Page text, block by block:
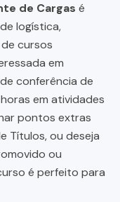
de Cargas é
logística,
cursos
em
conferência de
em atividades
pontos extras
Títulos, ou deseja
ou
é perfeito para